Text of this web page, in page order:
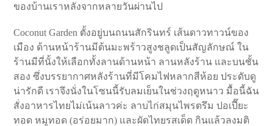
ของบ้านเราหลังจากหลายวันผ่านไป
Coconut Garden ตั้งอยู่บนถนนสักรินทร์ เส้นดาวทาวน์ของ
เมือง ด้านหน้าร้านมีต้นมะพร้าวสูงชลูดเป็นสัญลักษณ์ ใน
ร้านมีที่นั้งให้เลือกทั้งลานด้านหน้า ลานหลังร้าน และบนชั้น
สอง ซึ่งบรรยากาศหลังร้านที่มีโคมไฟหลากสีห้อย ประดับดู
น่ารักดี เราจึงนั่งในโซนนี้รับลมเย็นในช่วงฤดูหนาว มื้อนี้ฉัน
สั่งอาหารไทยไม่เน้นลาวค่ะ ลาบไก่สมุนไพรตรึม ปอเปี๊ยะ
ทอด หมูทอด (อร่อยมาก) และผัดไทยรสเด็ด กินแล้วลงมติ